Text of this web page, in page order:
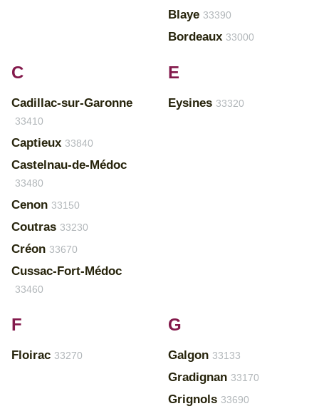
Blaye 33390
Bordeaux 33000
C
Cadillac-sur-Garonne
33410
Captieux 33840
Castelnau-de-Médoc
33480
Cenon 33150
Coutras 33230
Créon 33670
Cussac-Fort-Médoc
33460
E
Eysines 33320
F
Floirac 33270
G
Galgon 33133
Gradignan 33170
Grignols 33690